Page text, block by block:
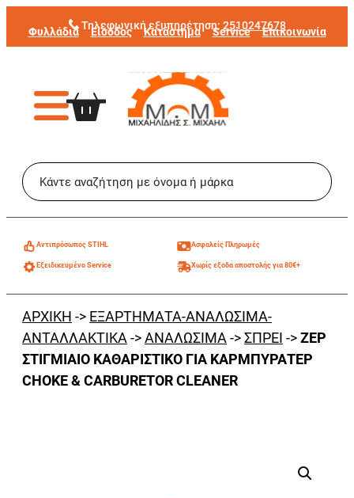
Μετάβαση
στο
Τηλεφωνική εξυπηρέτηση: 2510247678
Φυλλάδια Είσοδος Κατάστημα Service Επικοινωνία
Aντιπρόσωπος STIHL Ασφαλείς Πληρωμές
Εξειδικευμένο Service Χωρίς εξοδα αποστολής για 80€+
ΑΡΧΙΚΗ -> ΕΞΑΡΤΗΜΑΤΑ-ΑΝΑΛΩΣΙΜΑ-
ΑΝΤΑΛΛΑΚΤΙΚΑ ->ΑΝΑΛΩΣΙΜΑ ->ΣΠΡΕΙ ->ZEP
ΣΤΙΓΜΙΑΙΟ ΚΑΘΑΡΙΣΤΙΚΟ ΓΙΑ ΚΑΡΜΠΥΡΑΤΕΡ
CHOKE & CARBURETOR CLEANER